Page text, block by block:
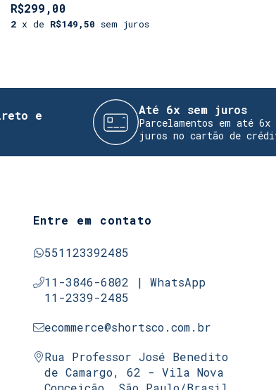
R$299,00
2 x de R$149,50 sem juros
Até 6x sem juros
Parcelamentos em até 6x sem
juros no cartão de crédito
Entre em contato
551123392485
11-3846-6802 | WhatsApp
11-2339-2485
ecommerce@shortsco.com.br
Rua Professor José Benedito
de Camargo, 62 - Vila Nova